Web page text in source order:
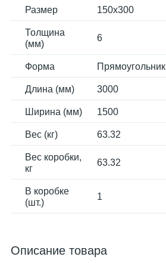
Размер 150x300
Толщина
(мм)
6
Форма Прямоугольник
Длина (мм) 3000
Ширина (мм) 1500
Вес (кг) 63.32
Вес коробки,
кг
63.32
В коробке
(шт.)
1
Описание товара